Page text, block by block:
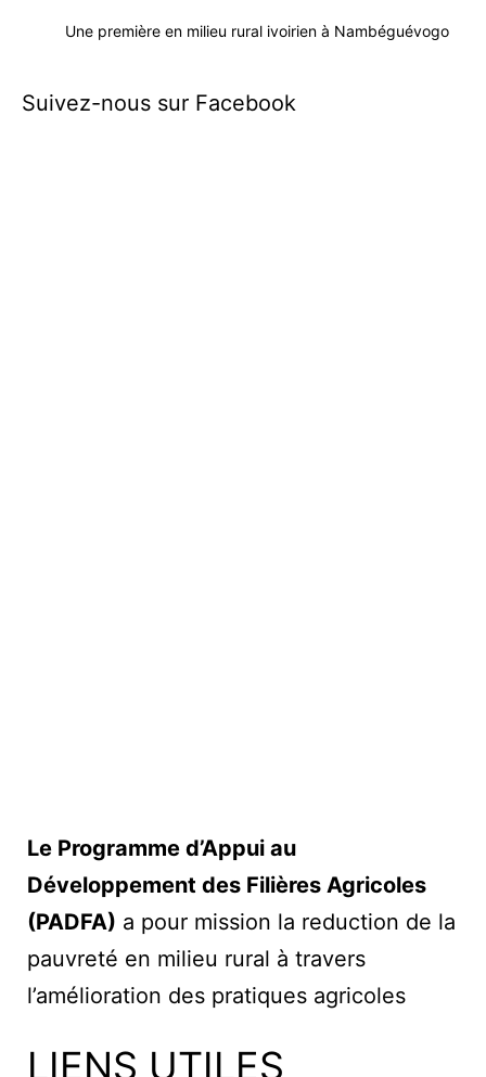
Une première en milieu rural ivoirien à Nambéguévogo
Suivez-nous sur Facebook
Le Programme d’Appui au
Développement des Filières Agricoles
(PADFA) a pour mission la reduction de la
pauvreté en milieu rural à travers
l’amélioration des pratiques agricoles
LIENS UTILES